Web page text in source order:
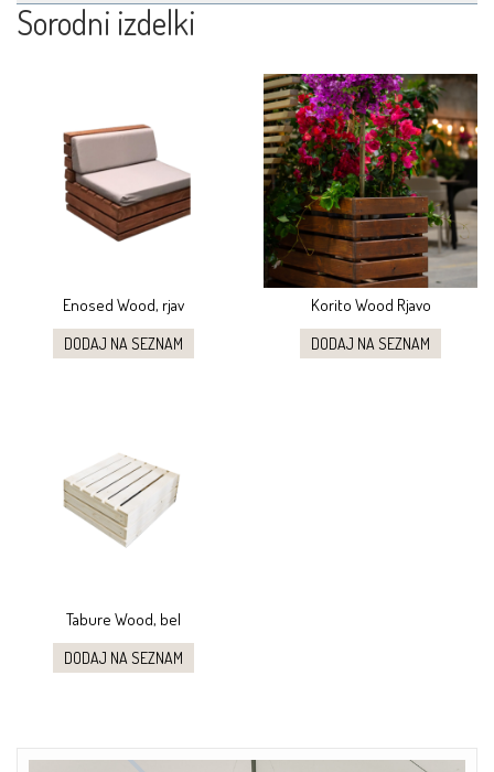
Sorodni izdelki
Enosed Wood, rjav
DODAJ NA SEZNAM
Korito Wood Rjavo
DODAJ NA SEZNAM
Tabure Wood, bel
DODAJ NA SEZNAM